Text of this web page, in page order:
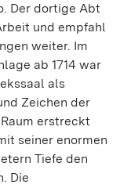
Der dortige Abt
und empfahl
weiter. Im
ab 1714 war
als
Zeichen der
erstreckt
seiner enormen
Tiefe den
Die